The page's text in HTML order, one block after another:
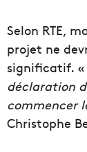
Selon RTE,
projet ne
significatif. «
déclaration
commencer
Christophe